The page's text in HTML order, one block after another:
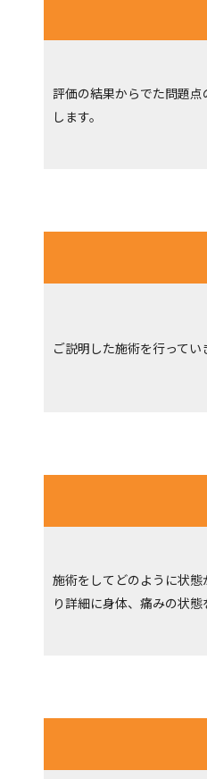
評価の結果からでた問題
します。
ご説明した施術を行ってい
施術をしてどのように状
り詳細に身体、痛みの状態